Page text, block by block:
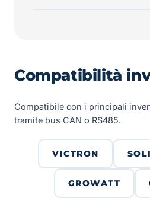
Compatibilità
Compatibile con i principali
tramite bus CAN o RS485.
VICTRON
GROWATT